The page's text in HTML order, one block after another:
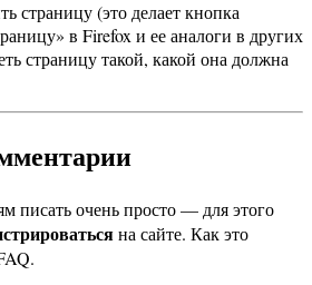
страницу (это делает кнопка
в Firefox и ее аналоги в других
страницу такой, какой она должна
писать очень просто — для этого
на сайте. Как это